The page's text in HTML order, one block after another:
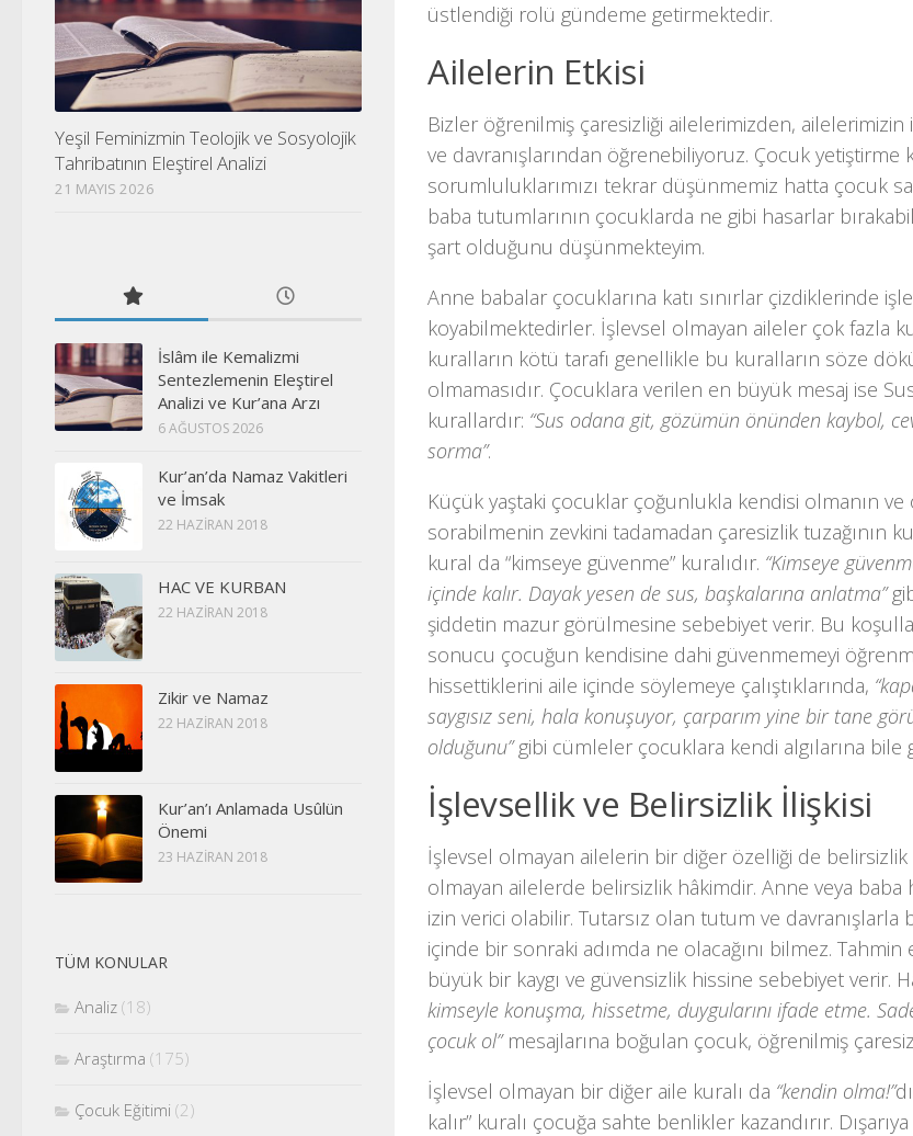
üstlendiği rolü gündeme getirmektedir.
Ailelerin Etkisi
Bizler öğrenilmiş çaresizliği ailelerimizden,
ve davranışlarından öğrenebiliyoruz. Çocuk
sorumluluklarımızı tekrar düşünmemiz hatta çocuk
baba tutumlarının çocuklarda ne gibi hasarlar
şart olduğunu düşünmekteyim.
Anne babalar çocuklarına katı sınırlar çizdiklerinde
koyabilmektedirler. İşlevsel olmayan aileler çok fazla
kuralların kötü tarafı genellikle bu kuralların söze
olmamasıdır. Çocuklara verilen en büyük mesaj ise
kurallardır: “Sus odana git, gözümün önünden kaybol,
sorma”.
Küçük yaştaki çocuklar çoğunlukla kendisi olmanın
sorabilmenin zevkini tadamadan çaresizlik tuzağının
kural da “kimseye güvenme” kuralıdır. “Kimseye
içinde kalır. Dayak yesen de sus, başkalarına anlatma”
şiddetin mazur görülmesine sebebiyet verir. Bu
sonucu çocuğun kendisine dahi güvenmemeyi
hissettiklerini aile içinde söylemeye çalıştıklarında,
saygısız seni, hala konuşuyor, çarparım yine bir tane
olduğunu”gibi cümleler çocuklara kendi algılarına bile
İşlevsellik ve Belirsizlik İlişkisi
İşlevsel olmayan ailelerin bir diğer özelliği de belirsizlik
olmayan ailelerde belirsizlik hâkimdir. Anne veya baba
izin verici olabilir. Tutarsız olan tutum ve davranışlarla
içinde bir sonraki adımda ne olacağını bilmez.
büyük bir kaygı ve güvensizlik hissine sebebiyet verir.
kimseyle konuşma, hissetme, duygularını ifade etme.
çocuk ol”mesajlarına boğulan çocuk, öğrenilmiş
İşlevsel olmayan bir diğer aile kuralı da “kendin olma!”
kalır” kuralı çocuğa sahte benlikler kazandırır.
Yeşil Feminizmin Teolojik ve Sosyolojik
Tahribatının Eleştirel Analizi
21 MAYIS 2026
İslâm ile Kemalizmi
Sentezlemenin Eleştirel
Analizi ve Kur’ana Arzı
6 AĞUSTOS 2026
Kur’an’da Namaz Vakitleri
ve İmsak
22 HAZIRAN 2018
HAC VE KURBAN
22 HAZIRAN 2018
Zikir ve Namaz
22 HAZIRAN 2018
Kur’an’ı Anlamada Usûlün
Önemi
23 HAZIRAN 2018
TÜM KONULAR
Analiz (18)
Araştırma (175)
Çocuk Eğitimi (2)